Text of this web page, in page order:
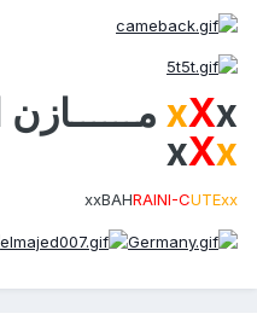
xXx مــــــازن ا
xXx
xxBAHRAINI-CUTExx